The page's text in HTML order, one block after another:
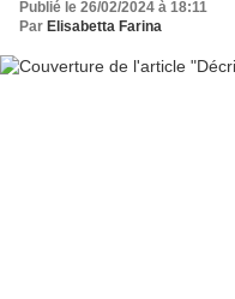
Publié le 26/02/2024 à 18:11
Par Elisabetta Farina